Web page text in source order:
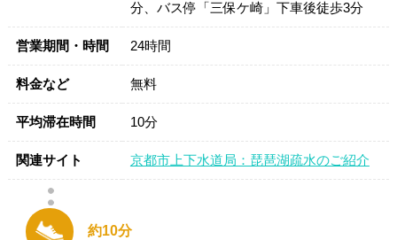
分、バス停「三保ケ崎」下車後徒歩3分
営業期間・時間 24時間
料金など 無料
平均滞在時間 10分
関連サイト 京都市上下水道局：琵琶湖疏水のご紹介
約10分